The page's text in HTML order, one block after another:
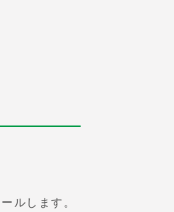
ルします。